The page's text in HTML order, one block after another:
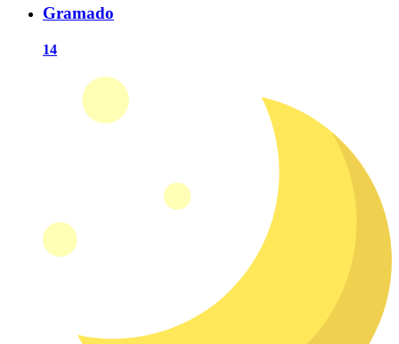
Gramado
14